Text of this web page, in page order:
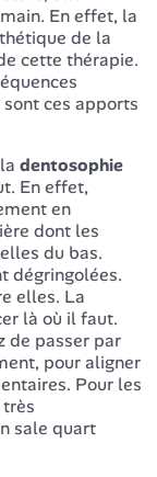
En effet, la
de la
cette thérapie.
ces apports
dentosophie
En effet,
en
dont les
du bas.
dégringolées.
elles. La
là où il faut.
de passer par
pour aligner
Pour les
sale quart